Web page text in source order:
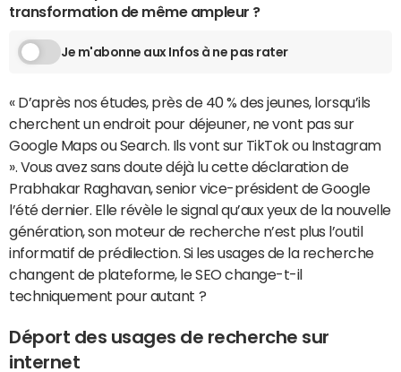
transformation de même ampleur ?
Je m'abonne aux Infos à ne pas rater
« D’après nos études, près de 40 % des jeunes, lorsqu’ils
cherchent un endroit pour déjeuner, ne vont pas sur
Google Maps ou Search. Ils vont sur TikTok ou Instagram
». Vous avez sans doute déjà lu cette déclaration de
Prabhakar Raghavan, senior vice-président de Google
l’été dernier. Elle révèle le signal qu’aux yeux de la nouvelle
génération, son moteur de recherche n’est plus l’outil
informatif de prédilection. Si les usages de la recherche
changent de plateforme, le SEO change-t-il
techniquement pour autant ?
Déport des usages de recherche sur
internet